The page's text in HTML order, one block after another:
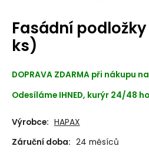
Fasádní
ks)
DOPRAVA ZDARMA při nákupu
Odesíláme IHNED, kurýr 24/48
Výrobce: HAPAX
Záruční doba: 24 měsíců